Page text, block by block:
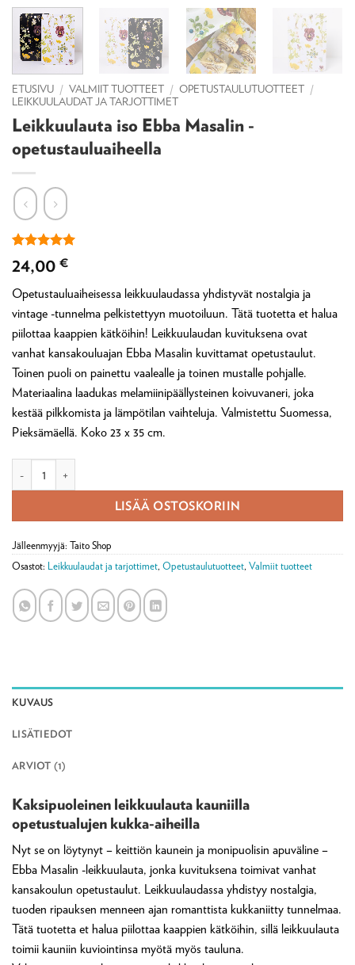
ETUSIVU / VALMIIT TUOTTEET / OPETUSTAULUTUOTTEET /
LEIKKUULAUDAT JA TARJOTTIMET
Leikkuulauta iso Ebba Masalin -
opetustauluaiheella
Arvio5
5:stä
1
asiakkaan
arvotukseen.
24,00 €
Opetustauluaiheisessa leikkuulaudassa yhdistyvät nostalgia ja
vintage -tunnelma pelkistettyyn muotoiluun. Tätä tuotetta et halua
piilottaa kaappien kätköihin! Leikkuulaudan kuvituksena ovat
vanhat kansakouluajan Ebba Masalin kuvittamat opetustaulut.
Toinen puoli on painettu vaalealle ja toinen mustalle pohjalle.
Materiaalina laadukas melamiinipäällysteinen koivuvaneri, joka
kestää pilkkomista ja lämpötilan vaihteluja. Valmistettu Suomessa,
Pieksämäellä. Koko 23 x 35 cm.
LISÄÄ OSTOSKORIIN
Jälleenmyyjä: Taito Shop
Osastot: Leikkuulaudat ja tarjottimet, Opetustaulutuotteet, Valmiit tuotteet
KUVAUS
LISÄTIEDOT
ARVIOT (1)
Kaksipuoleinen leikkuulauta kauniilla
opetustualujen kukka-aiheilla
Nyt se on löytynyt – keittiön kaunein ja monipuolisin apuväline –
Ebba Masalin -leikkuulauta, jonka kuvituksena toimivat vanhat
kansakoulun opetustaulut. Leikkuulaudassa yhdistyy nostalgia,
tuoden ripauksen menneen ajan romanttista kukkaniitty tunnelmaa.
Tätä tuotetta et halua piilottaa kaappien kätköihin, sillä leikkuulauta
toimii kauniin kuviointinsa myötä myös tauluna.